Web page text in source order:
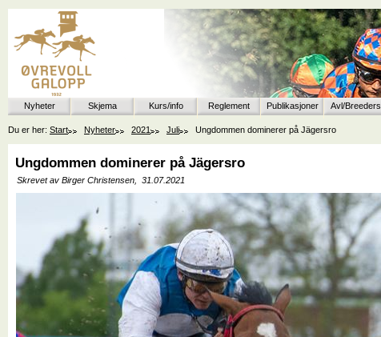
Nyheter Skjema Kurs/info Reglement Publikasjoner Avl/Breeders
Du er her: Start Nyheter 2021 Juli Ungdommen dominerer på Jägersro
Ungdommen dominerer på Jägersro
Skrevet av Birger Christensen, 31.07.2021